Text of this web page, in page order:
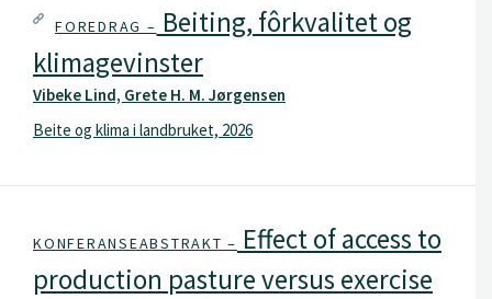
FOREDRAG – Beiting, fôrkvalitet og
klimagevinster
Vibeke Lind, Grete H. M. Jørgensen
Beite og klima i landbruket, 2026
KONFERANSEABSTRAKT – Effect of access to
production pasture versus exercise